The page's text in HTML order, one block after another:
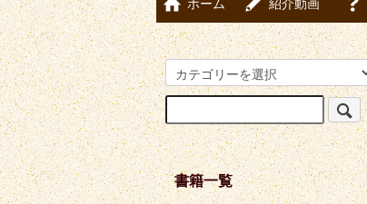
ホーム 紹介動画
書籍一覧